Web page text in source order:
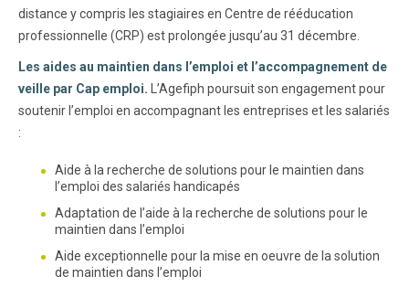
distance y compris les stagiaires en Centre de rééducation
professionnelle (CRP) est prolongée jusqu’au 31 décembre.
Les aides au maintien dans l’emploi et l’accompagnement de
veille par Cap emploi. L’Agefiph poursuit son engagement pour
soutenir l’emploi en accompagnant les entreprises et les salariés
:
Aide à la recherche de solutions pour le maintien dans
l’emploi des salariés handicapés
Adaptation de l’aide à la recherche de solutions pour le
maintien dans l’emploi
Aide exceptionnelle pour la mise en oeuvre de la solution
de maintien dans l’emploi